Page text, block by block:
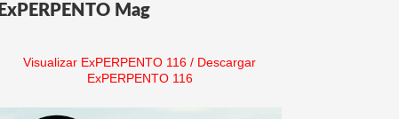
ExPERPENTO Mag
Visualizar ExPERPENTO 116 / Descargar
ExPERPENTO 116